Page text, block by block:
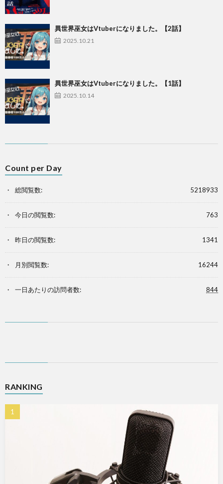
異世界巫女はVtuberになりました。【2話】
2025.10.21
異世界巫女はVtuberになりました。【1話】
2025.10.14
Count per Day
5218933
総閲覧数:
763
今日の閲覧数:
1341
昨日の閲覧数:
16244
月別閲覧数:
844
一日あたりの訪問者数:
RANKING